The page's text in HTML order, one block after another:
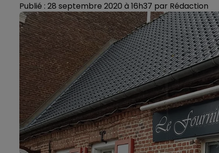
Publié : 28 septembre 2020 à 16h37 par Rédaction